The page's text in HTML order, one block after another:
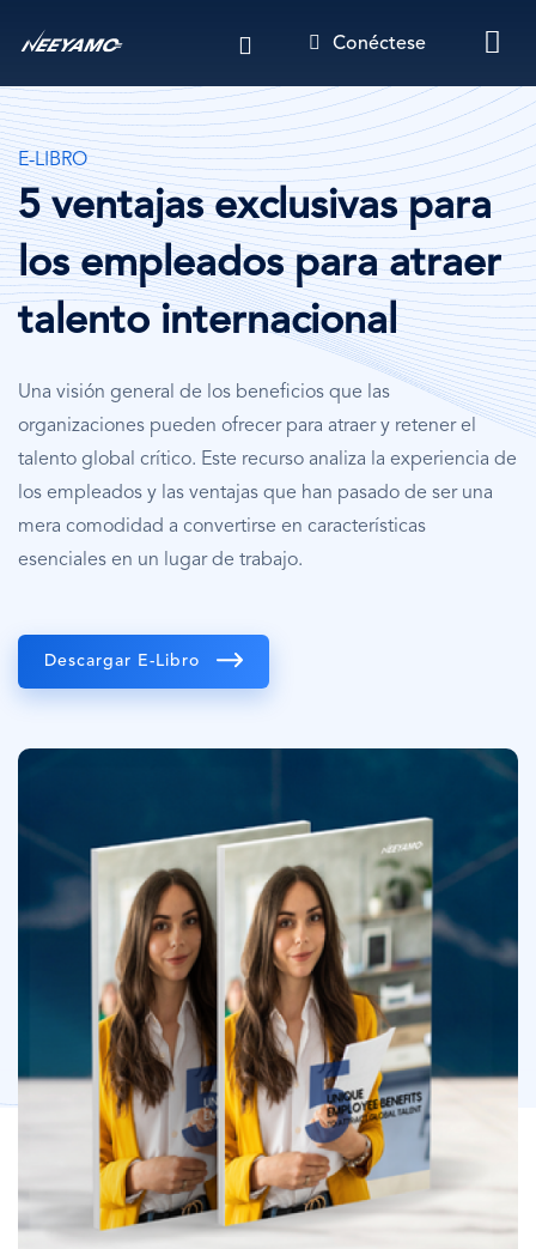
principal
Conéctese
E-LIBRO
5 ventajas exclusivas para
los empleados para atraer
talento internacional
Una visión general de los beneficios que las
organizaciones pueden ofrecer para atraer y retener el
talento global crítico. Este recurso analiza la experiencia de
los empleados y las ventajas que han pasado de ser una
mera comodidad a convertirse en características
esenciales en un lugar de trabajo.
Descargar E-Libro
Imagen